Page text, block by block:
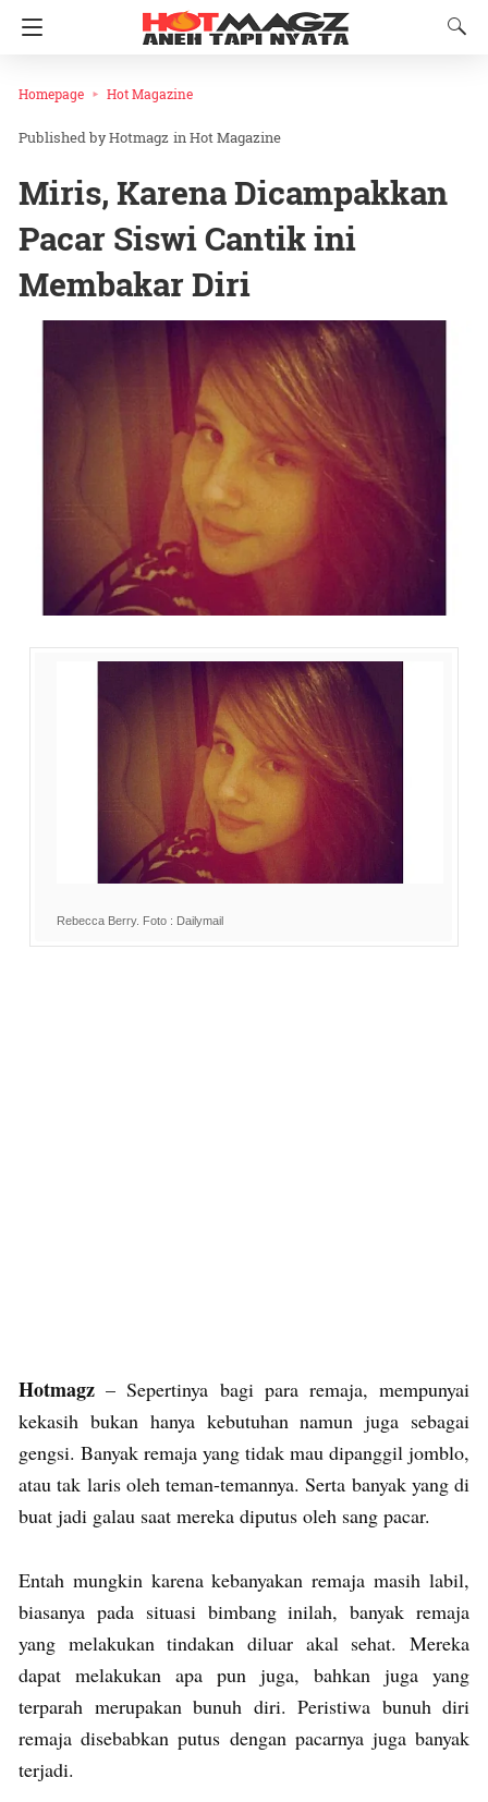
Homepage Hot Magazine
Hotmagz inHot Magazine
Miris, Karena Dicampakkan
Pacar Siswi Cantik ini
Membakar Diri
Rebecca Berry. Foto : Dailymail
Hotmagz – Sepertinya bagi para remaja, mempunyai
kekasih bukan hanya kebutuhan namun juga sebagai
gengsi. Banyak remaja yang tidak mau dipanggil jomblo,
atau tak laris oleh teman-temannya. Serta banyak yang di
buat jadi galau saat mereka diputus oleh sang pacar.
Entah mungkin karena kebanyakan remaja masih labil,
biasanya pada situasi bimbang inilah, banyak remaja
yang melakukan tindakan diluar akal sehat. Mereka
dapat melakukan apa pun juga, bahkan juga yang
terparah merupakan bunuh diri. Peristiwa bunuh diri
remaja disebabkan putus dengan pacarnya juga banyak
terjadi.